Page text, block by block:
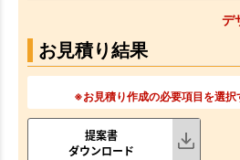
デ
お見積り結果
※お見積り作成の必要項目を選択
提案書
ダウンロード